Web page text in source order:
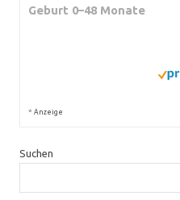
Geburt 0–48 Monate
* Anzeige
Suchen